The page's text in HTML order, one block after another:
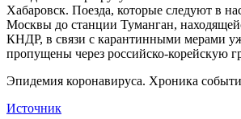
Хабаровск. Поезда, которые следуют в
Москвы до станции Туманган,
КНДР, в связи с карантинными мерами
пропущены через российско-корейскую
Эпидемия коронавируса. Хроника
Источник